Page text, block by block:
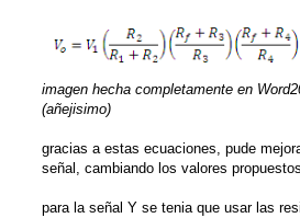
imagen hecha completamente en
(añejisimo)
gracias a estas ecuaciones, pude
señal, cambiando los valores
para la señal Y se tenia que usar las